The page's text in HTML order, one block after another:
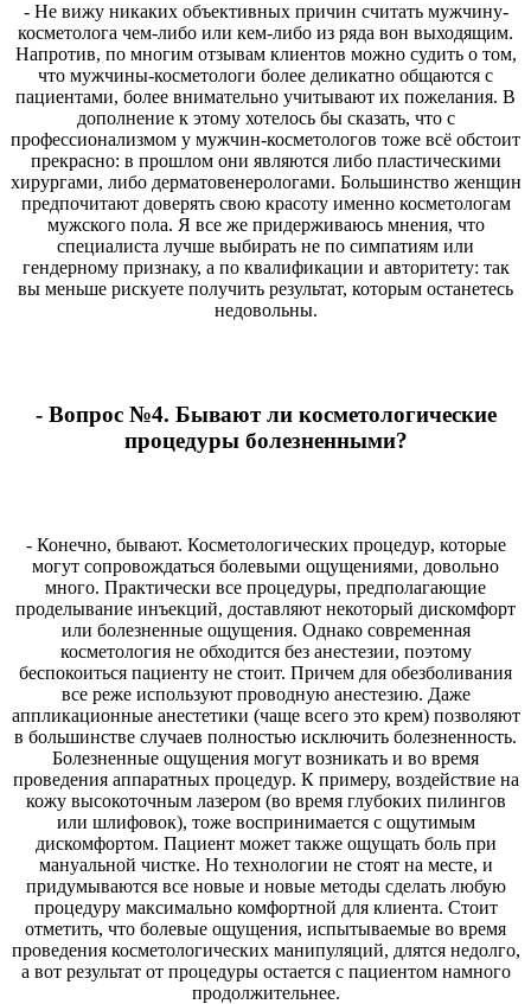
- Не вижу никаких объективных причин считать мужчину-
косметолога чем-либо или кем-либо из ряда вон выходящим.
Напротив, по многим отзывам клиентов можно судить о том,
что мужчины-косметологи более деликатно общаются с
пациентами, более внимательно учитывают их пожелания. В
дополнение к этому хотелось бы сказать, что с
профессионализмом у мужчин-косметологов тоже всё обстоит
прекрасно: в прошлом они являются либо пластическими
хирургами, либо дерматовенерологами. Большинство женщин
предпочитают доверять свою красоту именно косметологам
мужского пола. Я все же придерживаюсь мнения, что
специалиста лучше выбирать не по симпатиям или
гендерному признаку, а по квалификации и авторитету: так
вы меньше рискуете получить результат, которым останетесь
недовольны.
- Вопрос №4. Бывают ли косметологические
процедуры болезненными?
- Конечно, бывают. Косметологических процедур, которые
могут сопровождаться болевыми ощущениями, довольно
много. Практически все процедуры, предполагающие
проделывание инъекций, доставляют некоторый дискомфорт
или болезненные ощущения. Однако современная
косметология не обходится без анестезии, поэтому
беспокоиться пациенту не стоит. Причем для обезболивания
все реже используют проводную анестезию. Даже
аппликационные анестетики (чаще всего это крем) позволяют
в большинстве случаев полностью исключить болезненность.
Болезненные ощущения могут возникать и во время
проведения аппаратных процедур. К примеру, воздействие на
кожу высокоточным лазером (во время глубоких пилингов
или шлифовок), тоже воспринимается с ощутимым
дискомфортом. Пациент может также ощущать боль при
мануальной чистке. Но технологии не стоят на месте, и
придумываются все новые и новые методы сделать любую
процедуру максимально комфортной для клиента. Стоит
отметить, что болевые ощущения, испытываемые во время
проведения косметологических манипуляций, длятся недолго,
а вот результат от процедуры остается с пациентом намного
продолжительнее.